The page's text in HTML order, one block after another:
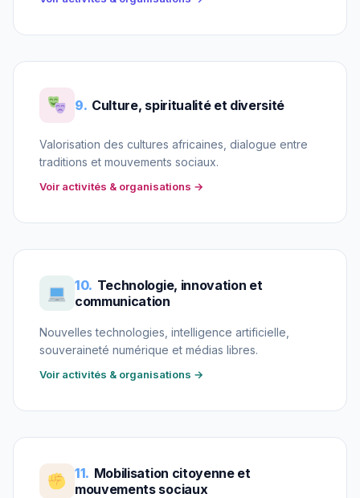
9. Culture, spiritualité et diversité
Valorisation des cultures africaines, dialogue entre
traditions et mouvements sociaux.
Voir activités & organisations →
10. Technologie, innovation et
communication
Nouvelles technologies, intelligence artificielle,
souveraineté numérique et médias libres.
Voir activités & organisations →
11. Mobilisation citoyenne et
mouvements sociaux